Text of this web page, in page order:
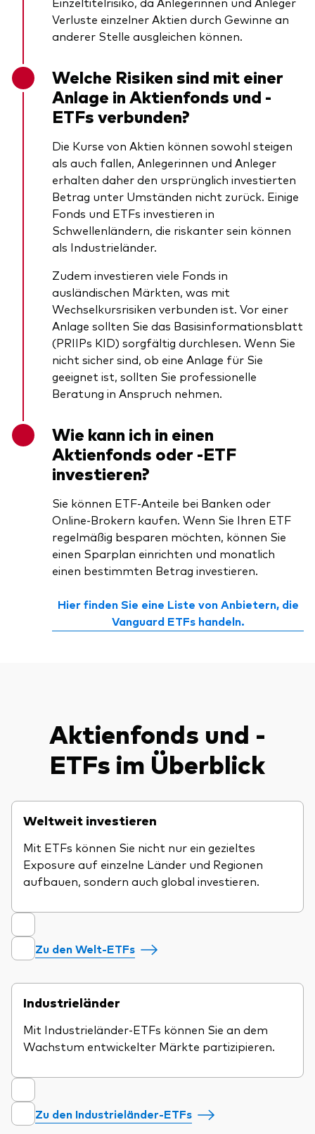
Verluste einzelner Aktien durch Gewinne an
anderer Stelle ausgleichen können.
Welche Risiken sind mit einer
Anlage in Aktienfonds und -
ETFs verbunden?
Die Kurse von Aktien können sowohl steigen
als auch fallen, Anlegerinnen und Anleger
erhalten daher den ursprünglich investierten
Betrag unter Umständen nicht zurück. Einige
Fonds und ETFs investieren in
Schwellenländern, die riskanter sein können
als Industrieländer.
Zudem investieren viele Fonds in
ausländischen Märkten, was mit
Wechselkursrisiken verbunden ist. Vor einer
Anlage sollten Sie das Basisinformationsblatt
(PRIIPs KID) sorgfältig durchlesen. Wenn Sie
nicht sicher sind, ob eine Anlage für Sie
geeignet ist, sollten Sie professionelle
Beratung in Anspruch nehmen.
Wie kann ich in einen
Aktienfonds oder -ETF
investieren?
Sie können ETF-Anteile bei Banken oder
Online-Brokern kaufen. Wenn Sie Ihren ETF
regelmäßig besparen möchten, können Sie
einen Sparplan einrichten und monatlich
einen bestimmten Betrag investieren.
Hier finden Sie eine Liste von Anbietern, die
Vanguard ETFs handeln.
Aktienfonds und -
ETFs im Überblick
Weltweit investieren
Mit ETFs können Sie nicht nur ein gezieltes
Exposure auf einzelne Länder und Regionen
aufbauen, sondern auch global investieren.
Zu den Welt-ETFs
Industrieländer
Mit Industrieländer-ETFs können Sie an dem
Wachstum entwickelter Märkte partizipieren.
Zu den Industrieländer-ETFs